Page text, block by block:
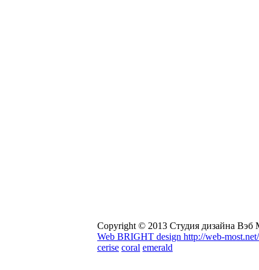
Copyright © 2013 Студия дизайна Вэб
Web BRIGHT design http://web-most.net/
cerise coral emerald